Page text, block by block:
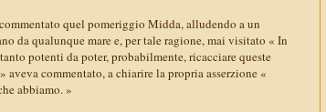
quel pomeriggio Midda, alludendo a un
da qualunque mare e, per tale ragione, mai visitato « In
potenti da poter, probabilmente, ricacciare queste
commentato, a chiarire la propria asserzione «
abbiamo. »